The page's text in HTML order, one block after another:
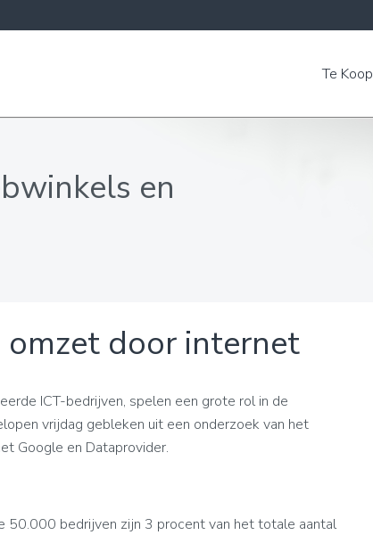
Te Koop
en
door internet
ICT-bedrijven, spelen een grote rol in de
vrijdag gebleken uit een onderzoek van het
Google en Dataprovider.
50.000 bedrijven zijn 3 procent van het totale aantal